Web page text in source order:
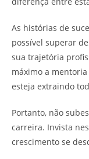
As histórias de
possível superar
sua trajetória
máximo a
esteja extraindo
Portanto, não
carreira. Invista
crescimento se